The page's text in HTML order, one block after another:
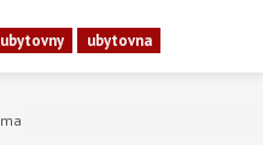
ubytovny ubytovna